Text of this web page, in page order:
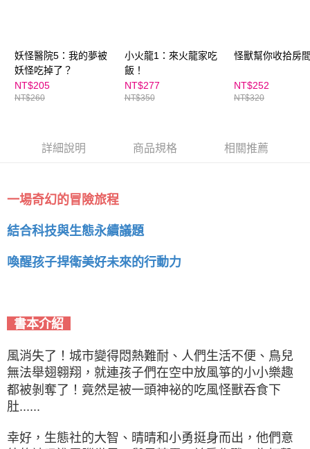
請求用戶進行身份認證。
５．嚴禁一人註冊多個帳號或使用他人資訊註冊。若發現惡意使用之情形，
恩沛科技股份有限公司將有權停止該用戶之使用額度並採取法律行動。
妖怪醫院5：我的夢被
妖怪吃掉了？
NT$205
NT$260
小火龍1：來火龍家吃
飯！
NT$277
NT$350
怪獸幫你收拾房
NT$252
NT$320
詳細說明 商品規格 相關推薦
一場奇幻的冒險旅程
結合科技與生態永續議題
喚醒孩子捍衛美好未來的行動力
書本介紹
風消失了！城市變得悶熱難耐、人們生活不便、鳥兒
無法舉翅翱翔，就連孩子們在空中放風箏的小小樂趣
都被剝奪了！竟然是被一頭神祕的吃風怪獸吞食下
肚......
幸好，生態社的大智、晴晴和小勇挺身而出，他們意